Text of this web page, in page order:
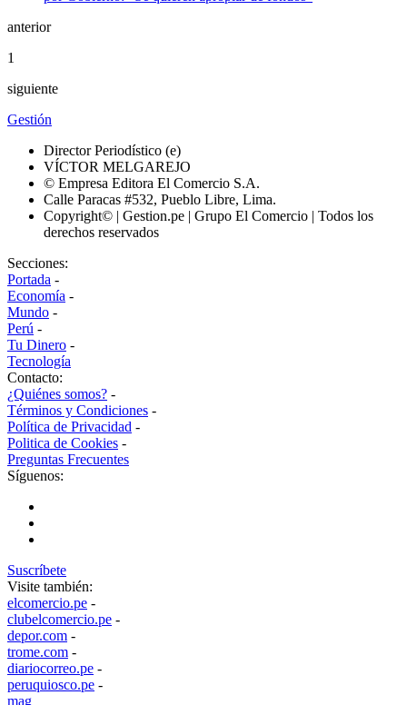
anterior
1
siguiente
Gestión
Director Periodístico (e)
VÍCTOR MELGAREJO
© Empresa Editora El Comercio S.A.
Calle Paracas #532, Pueblo Libre, Lima.
Copyright© | Gestion.pe | Grupo El Comercio | Todos los
derechos reservados
Secciones:
Portada -
Economía -
Mundo -
Perú -
Tu Dinero -
Tecnología
Contacto:
¿Quiénes somos? -
Términos y Condiciones -
Política de Privacidad -
Politica de Cookies -
Preguntas Frecuentes
Síguenos:
Suscríbete
Visite también:
elcomercio.pe -
clubelcomercio.pe -
depor.com -
trome.com -
diariocorreo.pe -
peruquiosco.pe -
mag